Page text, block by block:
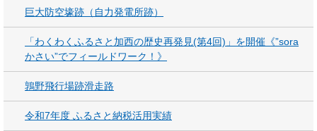
巨大防空壕跡（自力発電所跡）
「わくわくふるさと加西の歴史再発見(第4回)」を開催《”sora
かさい”でフィールドワーク！》
鶉野飛行場跡滑走路
令和7年度 ふるさと納税活用実績